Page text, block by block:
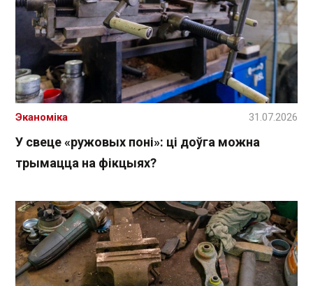
У свеце «ружовых поні»: ці доўга можна
трымацца на фікцыях?
Эканоміка 31.07.2026